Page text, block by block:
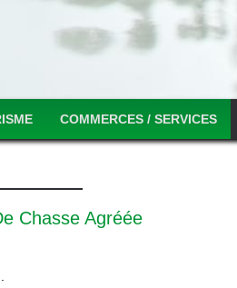
COMMERCES / SERVICES
Chasse Agréée